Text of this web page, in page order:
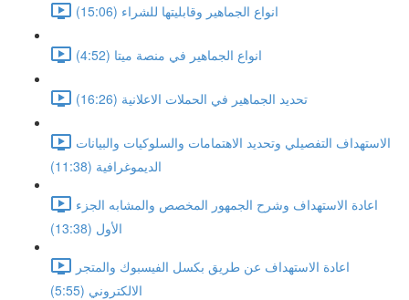
انواع الجماهير وقابليتها للشراء (15:06)
انواع الجماهير في منصة ميتا (4:52)
تحديد الجماهير في الحملات الاعلانية (16:26)
الاستهداف التفصيلي وتحديد الاهتمامات والسلوكيات والبيانات
الديموغرافية (11:38)
اعادة الاستهداف وشرح الجمهور المخصص والمشابه الجزء
الأول (13:38)
اعادة الاستهداف عن طريق بكسل الفيسبوك والمتجر
الالكتروني (5:55)